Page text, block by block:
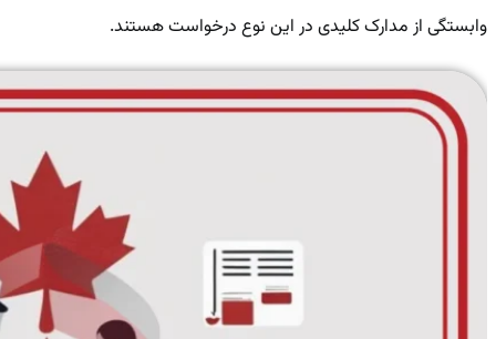
وابستگی از مدارک کلیدی در این نوع درخواست هستند.